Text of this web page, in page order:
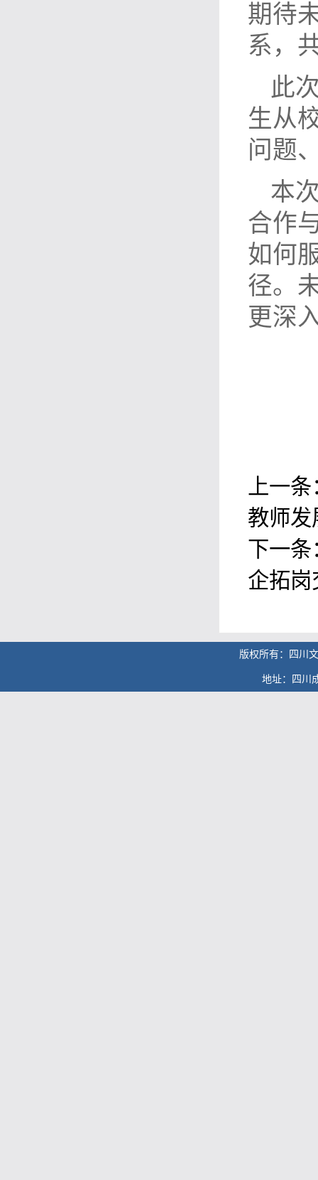
期待
系，
此
生从
问题
本
合作
如何
径。
更深
上一条
教师发
下一条
企拓岗
版权所有：四川
地址：四川